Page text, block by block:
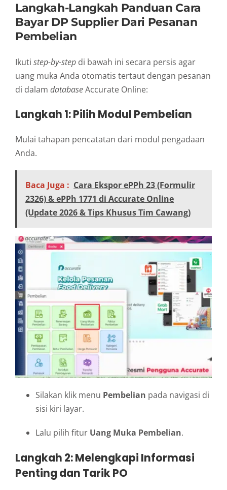
Langkah-Langkah Panduan Cara
Bayar DP Supplier Dari Pesanan
Pembelian
Ikuti step-by-step di bawah ini secara persis agar
uang muka Anda otomatis tertaut dengan pesanan
di dalam databaseAccurate Online:
Langkah 1: Pilih Modul Pembelian
Mulai tahapan pencatatan dari modul pengadaan
Anda.
Baca Juga : Cara Ekspor ePPh 23 (Formulir
2326) & ePPh 1771 di Accurate Online
(Update 2026 & Tips Khusus Tim Cawang)
Silakan klik menu Pembelian pada navigasi di
sisi kiri layar.
Lalu pilih fitur Uang Muka Pembelian.
Langkah 2: Melengkapi Informasi
Penting dan Tarik PO